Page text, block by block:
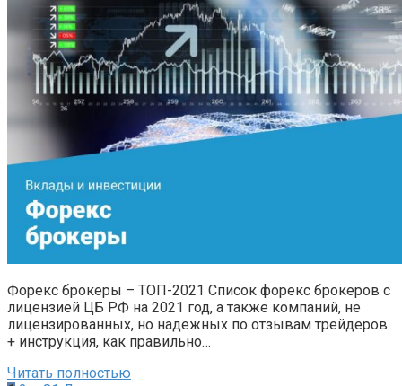
Форекс брокеры – ТОП-2021 Список форекс брокеров с
лицензией ЦБ РФ на 2021 год, а также компаний, не
лицензированных, но надежных по отзывам трейдеров
+ инструкция, как правильно…
Читать полностью